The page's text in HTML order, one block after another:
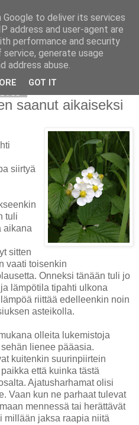
saanut aikaiseksi
siirtyä
tuli
aikana
sitten
vaati toisenkin
Onneksi tänään tuli jo
lämpötila tipahti ulkona
riittää edelleenkin noin
asteikolla.
olleita lukemistoja
lienee pääasia.
kuitenkin suurinpiirtein
että kuinka tästä
Ajatusharhamat olisi
Vaan kun ne parhaat tulevat
mennessä tai herättävät
millään jaksa raapia niitä
to deliver its services
address and user-agent are
performance and security
generate usage
address abuse.
GOT IT